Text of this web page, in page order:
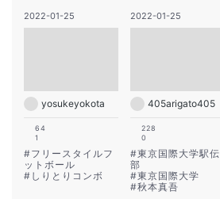
2022-01-25
yosukeyokota
64
1
#フリースタイルフ
ットボール
# しりとりコンボ
2022-01-25
405arigato405
228
0
#東京国際大学駅伝
部
#東京国際大学
#秋本真吾